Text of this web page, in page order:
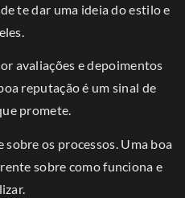
te dar uma ideia do estilo e
avaliações e depoimentos
reputação é um sinal de
promete.
sobre os processos. Uma boa
sobre como funciona e